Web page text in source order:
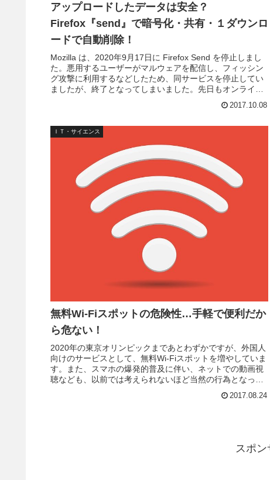
アップロードしたデータは安全？
Firefox『send』で暗号化・共有・１ダウンロ
ードで自動削除！
Mozilla は、2020年9月17日に Firefox Send を停止しまし
た。悪用するユーザーがマルウェアを配信し、フィッシン
グ攻撃に利用するなどしたため、同サービスを停止してい
ましたが、終了となってしまいました。先日もオンライン
2017.10.08
ＩＴ・サイエンス
無料Wi-Fiスポットの危険性…手軽で便利だか
ら危ない！
2020年の東京オリンピックまであとわずかですが、外国人
向けのサービスとして、無料Wi-Fiスポットを増やしていま
す。また、スマホの爆発的普及に伴い、ネットでの動画視
聴なども、以前では考えられないほど当然の行為となっ
2017.08.24
スポ